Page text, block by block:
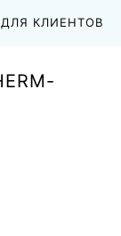
ДЛЯ КЛИЕНТОВ